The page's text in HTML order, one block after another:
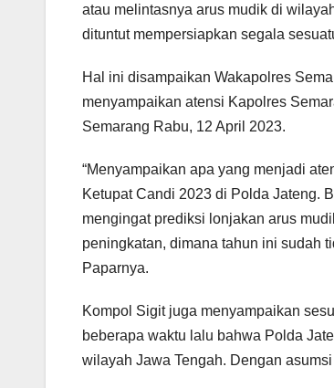
atau melintasnya arus mudik di
dituntut mempersiapkan segala
Hal ini disampaikan Wakapolres
menyampaikan atensi Kapolres
Semarang Rabu, 12 April 2023.
“Menyampaikan apa yang menjadi
Ketupat Candi 2023 di Polda Jateng.
mengingat prediksi lonjakan arus
peningkatan, dimana tahun ini sudah
Paparnya.
Kompol Sigit juga menyampaikan
beberapa waktu lalu bahwa Polda
wilayah Jawa Tengah. Dengan